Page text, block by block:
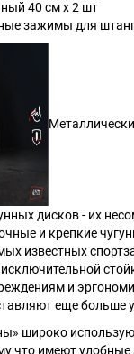
40 см х 2 шт
зажимы для
дисков - их
и крепкие
известных
и
еще больше
широко
что имеют удобные